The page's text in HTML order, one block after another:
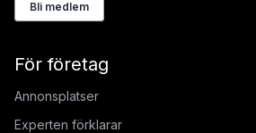
Bli medlem
För företag
Annonsplatser
Experten förklarar